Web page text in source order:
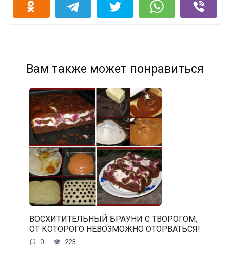
Вам также может понравиться
ВОСХИТИТЕЛЬНЫЙ БРАУНИ С ТВОРОГОМ,
ОТ КОТОРОГО НЕВОЗМОЖНО ОТОРВАТЬСЯ!
0 223